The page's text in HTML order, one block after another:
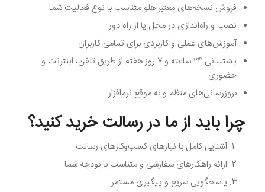
فروش نسخه‌های معتبر هلو متناسب با نوع فعالیت شما
نصب و راه‌اندازی در محل یا از راه دور
آموزش‌های عملی و کاربردی برای تمامی کاربران
پشتیبانی ۲۴ ساعته و ۷ روز هفته از طریق تلفن، اینترنت و
حضوری
بروزرسانی‌های منظم و به موقع نرم‌افزار
چرا باید از ما در رسالت خرید کنید؟
آشنایی کامل با نیازهای کسب‌وکارهای رسالت
ارائه راهکارهای سفارشی و متناسب با بودجه شما
پاسخگویی سریع و پیگیری مستمر